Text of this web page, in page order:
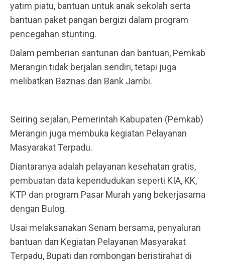
yatim piatu, bantuan untuk anak sekolah serta
bantuan paket pangan bergizi dalam program
pencegahan stunting.
Dalam pemberian santunan dan bantuan, Pemkab
Merangin tidak berjalan sendiri, tetapi juga
melibatkan Baznas dan Bank Jambi.
Seiring sejalan, Pemerintah Kabupaten (Pemkab)
Merangin juga membuka kegiatan Pelayanan
Masyarakat Terpadu.
Diantaranya adalah pelayanan kesehatan gratis,
pembuatan data kependudukan seperti KIA, KK,
KTP dan program Pasar Murah yang bekerjasama
dengan Bulog.
Usai melaksanakan Senam bersama, penyaluran
bantuan dan Kegiatan Pelayanan Masyarakat
Terpadu, Bupati dan rombongan beristirahat di